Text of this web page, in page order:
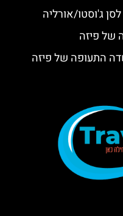
ג'וסטו/אורליה
של פיזה
התעופה של פיזה